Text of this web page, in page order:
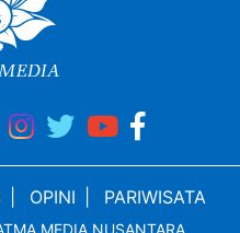
OPINI PARIWISATA
MEDIA NUSANTARA